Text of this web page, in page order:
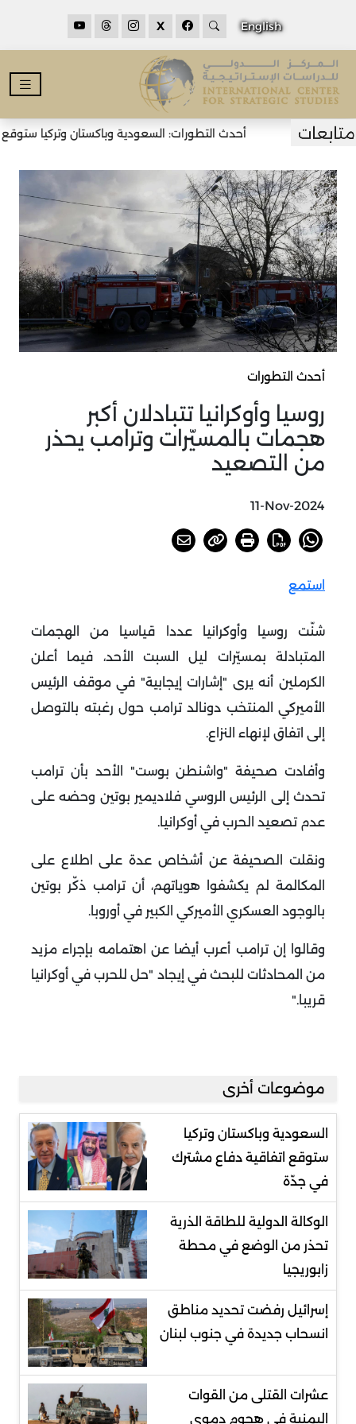
English
X
أحدث التطورات: السعودية وباكستان وتركيا ستوقع
أحدث التطورات
روسيا وأوكرانيا تتبادلان أكبر
هجمات بالمسيّرات وترامب يحذر
من التصعيد
11-Nov-2024
استمع
شنّت روسيا وأوكرانيا عددا قياسيا من الهجمات
المتبادلة بمسيّرات ليل السبت الأحد، فيما أعلن
الكرملين أنه يرى "إشارات إيجابية" في موقف الرئيس
الأميركي المنتخب دونالد ترامب حول رغبته بالتوصل
إلى اتفاق لإنهاء النزاع.
وأفادت صحيفة "واشنطن بوست" الأحد بأن ترامب
تحدث إلى الرئيس الروسي فلاديمير بوتين وحضه على
عدم تصعيد الحرب في أوكرانيا.
ونقلت الصحيفة عن أشخاص عدة على اطلاع على
المكالمة لم يكشفوا هوياتهم، أن ترامب ذكّر بوتين
بالوجود العسكري الأميركي الكبير في أوروبا.
وقالوا إن ترامب أعرب أيضا عن اهتمامه بإجراء مزيد
من المحادثات للبحث في إيجاد "حل للحرب في أوكرانيا
قريبا".
موضوعات أخرى
السعودية وباكستان وتركيا
ستوقع اتفاقية دفاع مشترك
في جدّة
الوكالة الدولية للطاقة الذرية
تحذر من الوضع في محطة
زابوريجيا
إسرائيل رفضت تحديد مناطق
انسحاب جديدة في جنوب لبنان
عشرات القتلى من القوات
اليمنية في هجوم دموي